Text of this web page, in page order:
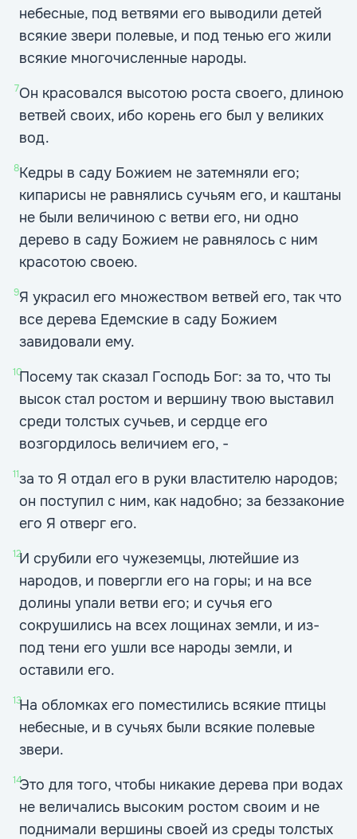
небесные, под ветвями его выводили детей
всякие звери полевые, и под тенью его жили
всякие многочисленные народы.
7Он красовался высотою роста своего, длиною
ветвей своих, ибо корень его был у великих
вод.
8Кедры в саду Божием не затемняли его;
кипарисы не равнялись сучьям его, и каштаны
не были величиною с ветви его, ни одно
дерево в саду Божием не равнялось с ним
красотою своею.
9Я украсил его множеством ветвей его, так что
все дерева Едемские в саду Божием
завидовали ему.
10Посему так сказал Господь Бог: за то, что ты
высок стал ростом и вершину твою выставил
среди толстых сучьев, и сердце его
возгордилось величием его, -
11за то Я отдал его в руки властителю народов;
он поступил с ним, как надобно; за беззаконие
его Я отверг его.
12И срубили его чужеземцы, лютейшие из
народов, и повергли его на горы; и на все
долины упали ветви его; и сучья его
сокрушились на всех лощинах земли, и из-
под тени его ушли все народы земли, и
оставили его.
13На обломках его поместились всякие птицы
небесные, и в сучьях были всякие полевые
звери.
14Это для того, чтобы никакие дерева при водах
не величались высоким ростом своим и не
поднимали вершины своей из среды толстых